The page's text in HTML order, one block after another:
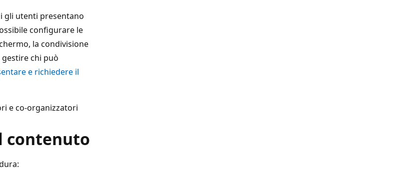
gli utenti presentano
configurare le
la condivisione
chi può
e richiedere il
e co-organizzatori
contenuto